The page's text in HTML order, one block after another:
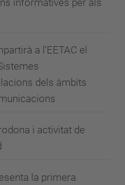
informatives per als
a l'EETAC el
dels àmbits
i activitat de
la primera